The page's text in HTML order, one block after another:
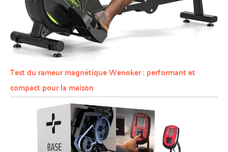
Test du rameur magnétique Wenoker : performant et
compact pour la maison